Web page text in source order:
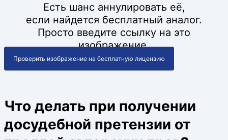
Есть шанс аннулировать её,
если найдется бесплатный аналог.
Просто введите ссылку на это
изображение.
Проверить изображение на бесплатную лицензию
Что делать при получении
досудебной претензии от